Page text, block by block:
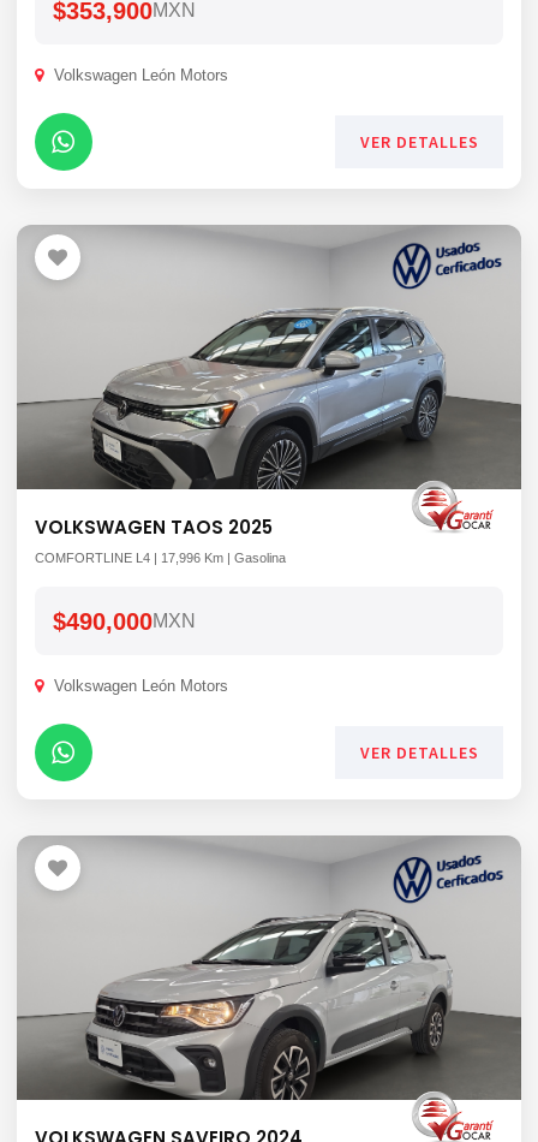
$353,900MXN
Volkswagen León Motors
VER DETALLES
VOLKSWAGEN TAOS 2025
COMFORTLINE L4 | 17,996 Km | Gasolina
$490,000MXN
Volkswagen León Motors
VER DETALLES